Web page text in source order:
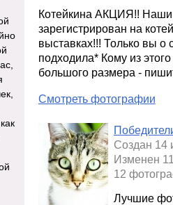
Котейкина АКЦИЯ!!
зарегистрирован на
выставках!!! Только вы о
подходила* Кому из
большого размера -
Смотреть фотографии
Создан 14
Изменен
12
Лучшие